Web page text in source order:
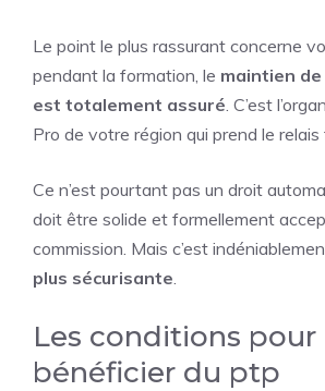
Le point le plus rassurant concerne
pendant la formation, le maintien
est totalement assuré. C’est
Pro de votre région qui prend le relais
Ce n’est pourtant pas un droit
doit être solide et formellement
commission. Mais c’est
plus sécurisante.
Les conditions pour
bénéficier du ptp